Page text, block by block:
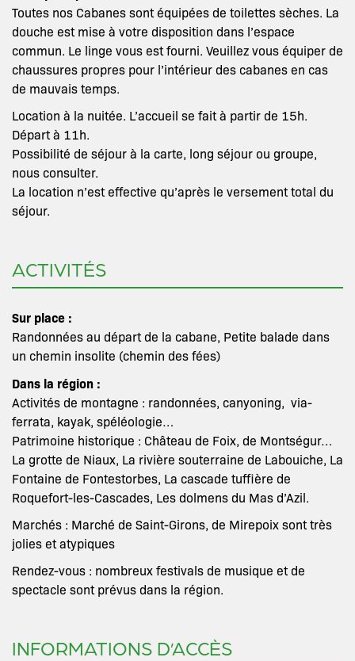
Toutes nos Cabanes sont équipées de toilettes sèches. La
douche est mise à votre disposition dans l’espace
commun. Le linge vous est fourni. Veuillez vous équiper de
chaussures propres pour l’intérieur des cabanes en cas
de mauvais temps.
Location à la nuitée. L’accueil se fait à partir de 15h.
Départ à 11h.
Possibilité de séjour à la carte, long séjour ou groupe,
nous consulter.
La location n’est effective qu’après le versement total du
séjour.
ACTIVITÉS
Sur place :
Randonnées au départ de la cabane, Petite balade dans
un chemin insolite (chemin des fées)
Dans la région :
Activités de montagne : randonnées, canyoning, via-
ferrata, kayak, spéléologie…
Patrimoine historique : Château de Foix, de Montségur…
La grotte de Niaux, La rivière souterraine de Labouiche, La
Fontaine de Fontestorbes, La cascade tuffière de
Roquefort-les-Cascades, Les dolmens du Mas d’Azil.
Marchés : Marché de Saint-Girons, de Mirepoix sont très
jolies et atypiques
Rendez-vous : nombreux festivals de musique et de
spectacle sont prévus dans la région.
INFORMATIONS D’ACCÈS